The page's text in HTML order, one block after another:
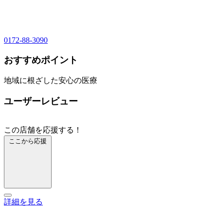
0172-88-3090
おすすめポイント
地域に根ざした安心の医療
ユーザーレビュー
この店舗を応援する！
ここから応援
詳細を見る